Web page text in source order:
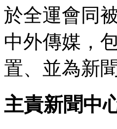
於全運會同
中外傳媒，
置、並為新
主責新聞中